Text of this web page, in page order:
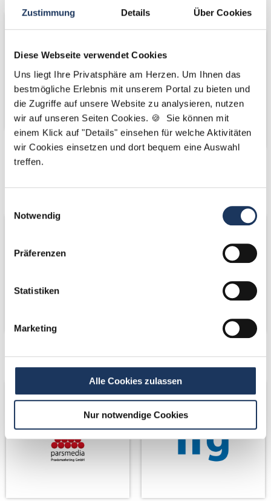
Zustimmung Details Über Cookies
Diese Webseite verwendet Cookies
Uns liegt Ihre Privatsphäre am Herzen. Um Ihnen das
bestmögliche Erlebnis mit unserem Portal zu bieten und
die Zugriffe auf unsere Website zu analysieren, nutzen
wir auf unseren Seiten Cookies. 🍪 Sie können mit
einem Klick auf "Details" einsehen für welche Aktivitäten
wir Cookies einsetzen und dort bequem eine Auswahl
treffen.
Notwendig
Präferenzen
Statistiken
Marketing
Alle Cookies zulassen
Nur notwendige Cookies
Bäume
Partner
Partner
Netzwerk-Partner Netzwerk-Partner